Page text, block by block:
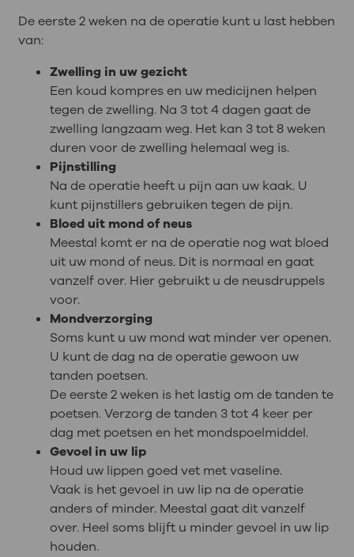
De eerste 2 weken na de operatie kunt u last hebben
van:
Zwelling in uw gezicht
Een koud kompres en uw medicijnen helpen
tegen de zwelling. Na 3 tot 4 dagen gaat de
zwelling langzaam weg. Het kan 3 tot 8 weken
duren voor de zwelling helemaal weg is.
Pijnstilling
Na de operatie heeft u pijn aan uw kaak. U
kunt pijnstillers gebruiken tegen de pijn.
Bloed uit mond of neus
Meestal komt er na de operatie nog wat bloed
uit uw mond of neus. Dit is normaal en gaat
vanzelf over. Hier gebruikt u de neusdruppels
voor.
Mondverzorging
Soms kunt u uw mond wat minder ver openen.
U kunt de dag na de operatie gewoon uw
tanden poetsen.
De eerste 2 weken is het lastig om de tanden te
poetsen. Verzorg de tanden 3 tot 4 keer per
dag met poetsen en het mondspoelmiddel.
Gevoel in uw lip
Houd uw lippen goed vet met vaseline.
Vaak is het gevoel in uw lip na de operatie
anders of minder. Meestal gaat dit vanzelf
over. Heel soms blijft u minder gevoel in uw lip
houden.